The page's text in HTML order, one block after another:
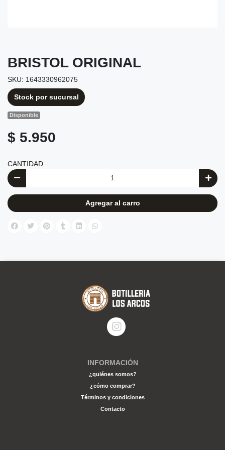
BRISTOL ORIGINAL
SKU: 1643330962075
Stock por sucursal
Disponible
$ 5.950
CANTIDAD
Agregar al carro
INFORMACIÓN
¿quiénes somos?
¿cómo comprar?
Términos y condiciones
Contacto